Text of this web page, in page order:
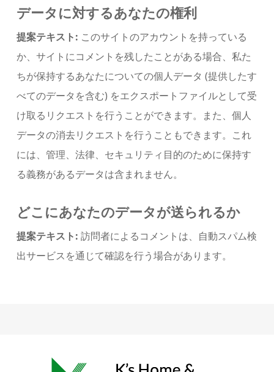
データに対するあなたの権利
提案テキスト: このサイトのアカウントを持っている
か、サイトにコメントを残したことがある場合、私た
ちが保持するあなたについての個人データ (提供したす
べてのデータを含む) をエクスポートファイルとして受
け取るリクエストを行うことができます。また、個人
データの消去リクエストを行うこともできます。これ
には、管理、法律、セキュリティ目的のために保持す
る義務があるデータは含まれません。
どこにあなたのデータが送られるか
提案テキスト:訪問者によるコメントは、自動スパム検
出サービスを通じて確認を行う場合があります。